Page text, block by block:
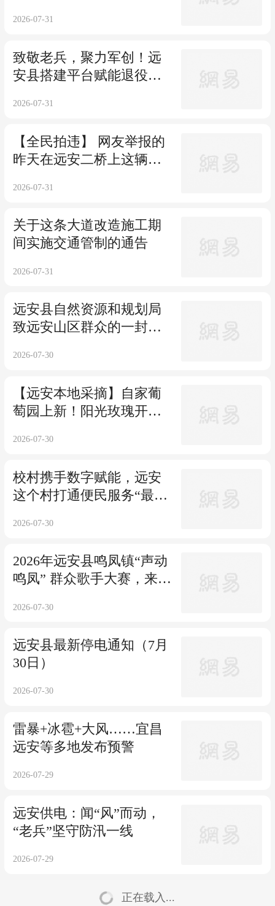
2026-07-31
致敬老兵，聚力军创！远
安县搭建平台赋能退役军
2026-07-31
【全民拍违】 网友举报的
昨天在远安二桥上这辆
2026-07-31
关于这条大道改造施工期
间实施交通管制的通告
2026-07-31
远安县自然资源和规划局
致远安山区群众的一封
2026-07-30
【远安本地采摘】自家葡
萄园上新！阳光玫瑰开园
2026-07-30
校村携手数字赋能，远安
这个村打通便民服务“最后
2026-07-30
2026年远安县鸣凤镇“声动
鸣凤” 群众歌手大赛，来
2026-07-30
远安县最新停电通知（7月
30日）
2026-07-30
雷暴+冰雹+大风……宜昌
远安等多地发布预警
2026-07-29
远安供电：闻“风”而动，
“老兵”坚守防汛一线
2026-07-29
正在载入...